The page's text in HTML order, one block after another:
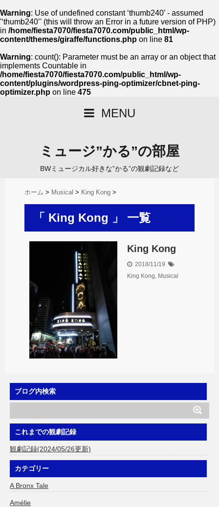
Warning: Use of undefined constant ‘thumb240’ - assumed
'‘thumb240’' (this will throw an Error in a future version of PHP)
in /home/fiesta7070/fiesta7070.com/public_html/wp-
content/themes/giraffe/functions.php on line 81
Warning: count(): Parameter must be an array or an object that
implements Countable in
/home/fiesta7070/fiesta7070.com/public_html/wp-
content/plugins/wordpress-ping-optimizer/cbnet-ping-
optimizer.php on line 475
MENU
ミュージ”かる”の部屋
BWミュージカル好きな”かる”の観劇記録など
ホーム > Musical > King Kong >
「 King Kong 」 一覧
King Kong
2018/11/19
King Kong, Musical
ブログ内検索
これまでの観劇記録
観劇記録(2024/05/26更新)
カテゴリー
A Bronx Tale
Amélie